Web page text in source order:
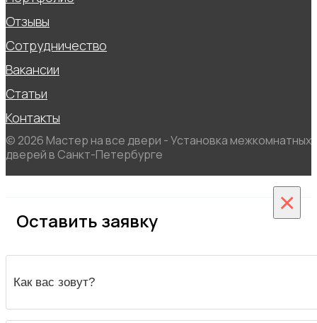
Отзывы
Сотрудничество
Вакансии
Статьи
Контакты
© 2026 Мастер на все двери - Установка межкомнатных
дверей в Санкт-Петербурге
×
Оставить заявку